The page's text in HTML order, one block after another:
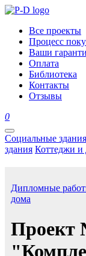
Все проекты
Процесс
Ваши
Оплата
Библиотека
Контакты
Отзывы
0
Социальные здания
здания Коттеджи и
Дипломные
дома
Проект